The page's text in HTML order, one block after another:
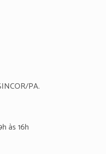
PA.
às 16h